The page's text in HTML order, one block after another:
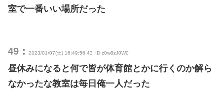
室で一番いい場所だった
49： 2023/01/07(土) 16:49:56.43 ID:z0w8zJ0W0
昼休みになると何で皆が体育館とかに行くのか解ら
なかったな教室は毎日俺一人だった